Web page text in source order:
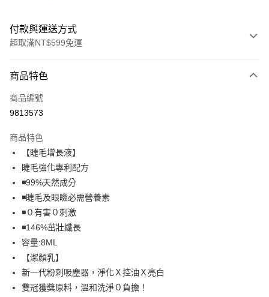
付款與運送方式
超取滿NT$599免運
信用卡一次付款
超商取貨付款
Apple Pay
街口支付
悠遊付
ATM付款
運送方式
每筆NT$85，滿NT$599(含以上)免運費
商品特色
商品編號
9813573
商品特色
【睫毛增長液】
睫毛強化專利配方
◾️99%天然成分
◾️睫毛及眼瞼必需營養素
◾️０有害０刺激
◾️146%茁壯纖長
容量:8ML
【潔顏乳】
新一代粉刺吸塵器，淨化Ｘ控油Ｘ亮白
雙冠獲獎原料，溫和洗淨０負擔！